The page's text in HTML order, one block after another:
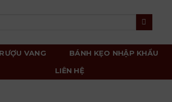
VANG
BÁNH KẸO NHẬP KHẨU
LIÊN HỆ